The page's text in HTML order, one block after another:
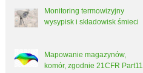
Monitoring termowizyjny
wysypisk i składowisk śmieci
Mapowanie magazynów,
komór, zgodnie 21CFR Part11